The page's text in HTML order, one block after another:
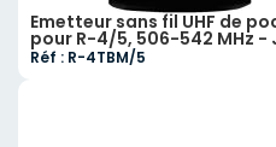
Emetteur sans fil UHF de
pour R-4/5, 506-542 MHz -
Réf : R-4TBM/5